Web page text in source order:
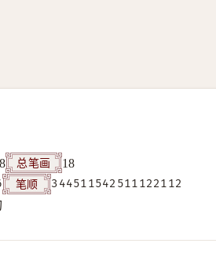
8 总笔画
18
笔顺
344511542511122112